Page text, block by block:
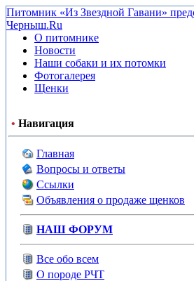
Питомник «Из Звездной Гавани»
Черныш.Ru
О питомнике
Новости
Наши собаки и их потомки
Фотогалерея
Щенки
• Навигация
Главная
Вопросы и ответы
Ссылки
Объявления о продаже щенков
НАШ ФОРУМ
Все обо всем
О породе РЧТ